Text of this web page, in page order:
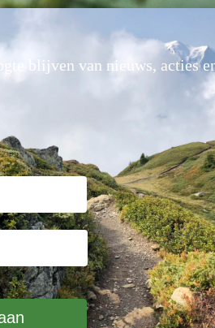
blijven van nieuws, acties